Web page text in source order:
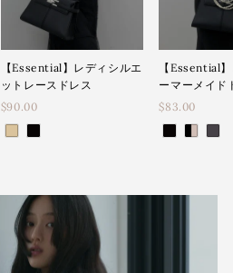
【Essential】レディシルエ
ットレースドレス
$90.00
【Essential
ーマーメイド
$83.00